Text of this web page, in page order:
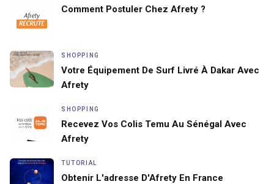
Comment Postuler Chez Afrety ?
SHOPPING
Votre Équipement De Surf Livré À Dakar Avec
Afrety
SHOPPING
Recevez Vos Colis Temu Au Sénégal Avec
Afrety
TUTORIAL
Obtenir L'adresse D'Afrety En France